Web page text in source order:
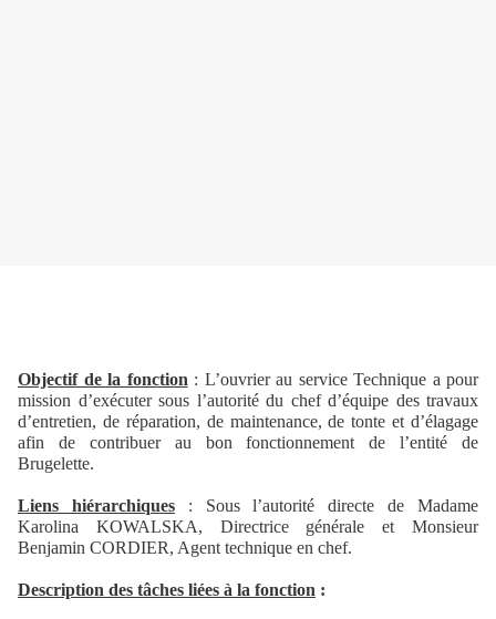
Objectif de la fonction : L’ouvrier au service Technique a pour
mission d’exécuter sous l’autorité du chef d’équipe des travaux
d’entretien, de réparation, de maintenance, de tonte et d’élagage
afin de contribuer au bon fonctionnement de l’entité de
Brugelette.
Liens hiérarchiques: Sous l’autorité directe de Madame
Karolina KOWALSKA, Directrice générale et Monsieur
Benjamin CORDIER, Agent technique en chef.
Description des tâches liées à la fonction :